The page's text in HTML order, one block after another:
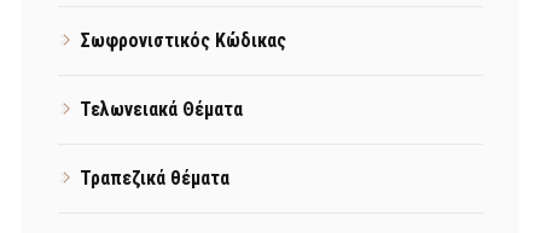
Σωφρονιστικός Κώδικας
Τελωνειακά Θέματα
Τραπεζικά θέματα